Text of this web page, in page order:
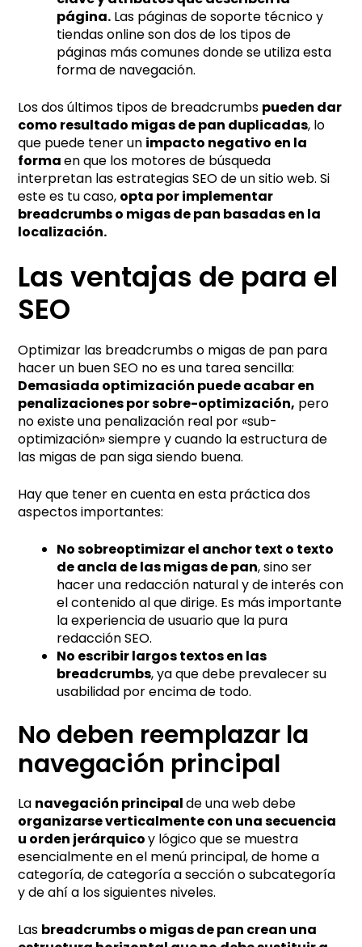
página. Las páginas de soporte técnico y
tiendas online son dos de los tipos de
páginas más comunes donde se utiliza esta
forma de navegación.
Los dos últimos tipos de breadcrumbs pueden dar
como resultado migas de pan duplicadas, lo
que puede tener un impacto negativo en la
formaen que los motores de búsqueda
interpretan las estrategias SEO de un sitio web. Si
este es tu caso, opta por implementar
breadcrumbs o migas de pan basadas en la
localización.
Las ventajas de para el
SEO
Optimizar las breadcrumbs o migas de pan para
hacer un buen SEO no es una tarea sencilla:
Demasiada optimización puede acabar en
penalizaciones por sobre-optimización, pero
no existe una penalización real por «sub-
optimización» siempre y cuando la estructura de
las migas de pan siga siendo buena.
Hay que tener en cuenta en esta práctica dos
aspectos importantes:
No sobreoptimizar el anchor text o texto
de ancla de las migas de pan, sino ser
hacer una redacción natural y de interés con
el contenido al que dirige. Es más importante
la experiencia de usuario que la pura
redacción SEO.
No escribir largos textos en las
breadcrumbs, ya que debe prevalecer su
usabilidad por encima de todo.
No deben reemplazar la
navegación principal
La navegación principalde una web debe
organizarse verticalmente con una secuencia
u orden jerárquicoy lógico que se muestra
esencialmente en el menú principal, de home a
categoría, de categoría a sección o subcategoría
y de ahí a los siguientes niveles.
Las breadcrumbs o migas de pan crean una